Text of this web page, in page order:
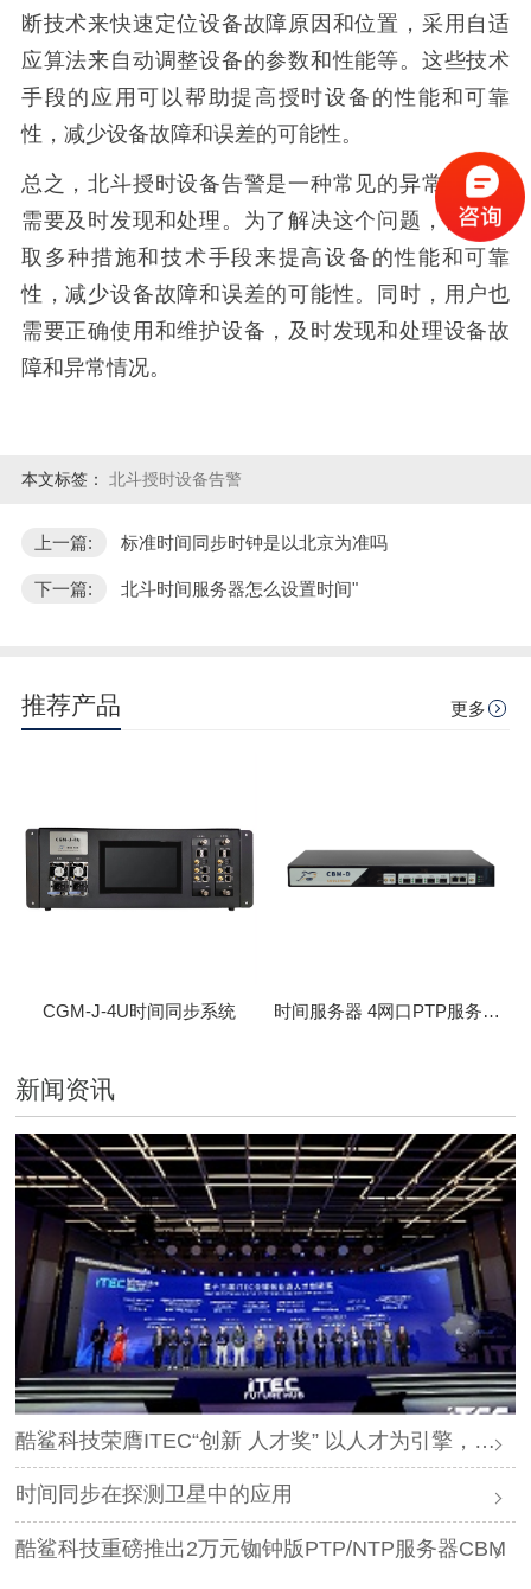
断技术来快速定位设备故障原因和位置，采用自适
应算法来自动调整设备的参数和性能等。这些技术
手段的应用可以帮助提高授时设备的性能和可靠
性，减少设备故障和误差的可能性。
总之，北斗授时设备告警是一种常见的异常情况，
需要及时发现和处理。为了解决这个问题，需要采
取多种措施和技术手段来提高设备的性能和可靠
性，减少设备故障和误差的可能性。同时，用户也
需要正确使用和维护设备，及时发现和处理设备故
障和异常情况。
本文标签： 北斗授时设备告警
上一篇: 标准时间同步时钟是以北京为准吗
下一篇: 北斗时间服务器怎么设置时间"
推荐产品 更多
CGM-J-4U时间同步系统 时间服务器 4网口PTP服务器 CBM-D-40
新闻资讯
酷鲨科技荣膺ITEC“创新 人才奖” 以人才为引擎，时空为基石，驱动智能未来
时间同步在探测卫星中的应用
酷鲨科技重磅推出2万元铷钟版PTP/NTP服务器CBM